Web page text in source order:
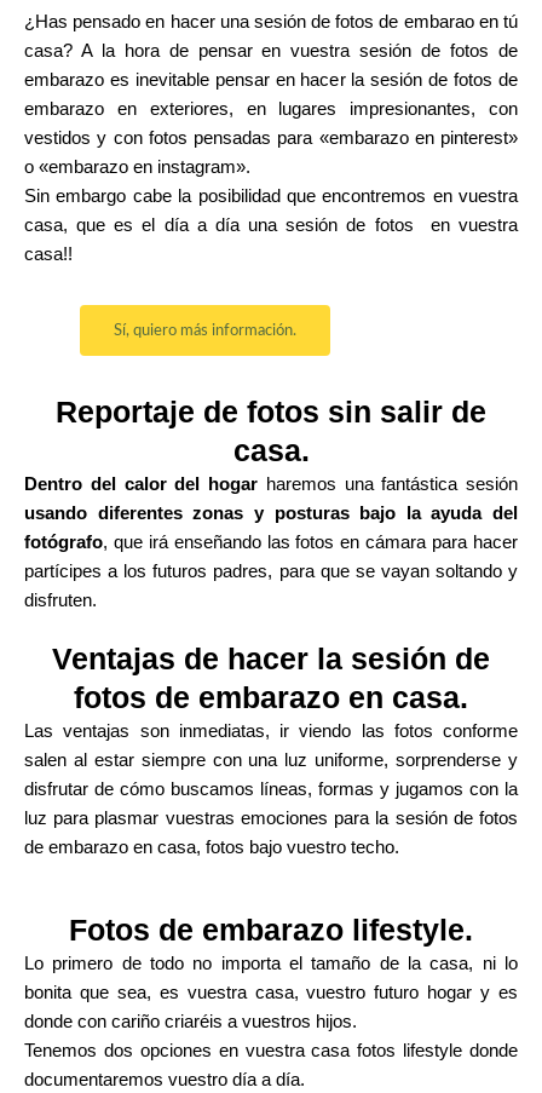
¿Has pensado en hacer una sesión de fotos de embarao en tú
casa? A la hora de pensar en vuestra sesión de fotos de
embarazo es inevitable pensar en hacer la sesión de fotos de
embarazo en exteriores, en lugares impresionantes, con
vestidos y con fotos pensadas para «embarazo en pinterest»
o «embarazo en instagram».
Sin embargo cabe la posibilidad que encontremos en vuestra
casa, que es el día a día una sesión de fotos en vuestra
casa!!
Sí, quiero más información.
Reportaje de fotos sin salir de
casa.
Dentro del calor del hogar haremos una fantástica sesión
usando diferentes zonas y posturas bajo la ayuda del
fotógrafo, que irá enseñando las fotos en cámara para hacer
partícipes a los futuros padres, para que se vayan soltando y
disfruten.
Ventajas de hacer la sesión de
fotos de embarazo en casa.
Las ventajas son inmediatas, ir viendo las fotos conforme
salen al estar siempre con una luz uniforme, sorprenderse y
disfrutar de cómo buscamos líneas, formas y jugamos con la
luz para plasmar vuestras emociones para la sesión de fotos
de embarazo en casa, fotos bajo vuestro techo.
Fotos de embarazo lifestyle.
Lo primero de todo no importa el tamaño de la casa, ni lo
bonita que sea, es vuestra casa, vuestro futuro hogar y es
donde con cariño criaréis a vuestros hijos.
Tenemos dos opciones en vuestra casa fotos lifestyle donde
documentaremos vuestro día a día.